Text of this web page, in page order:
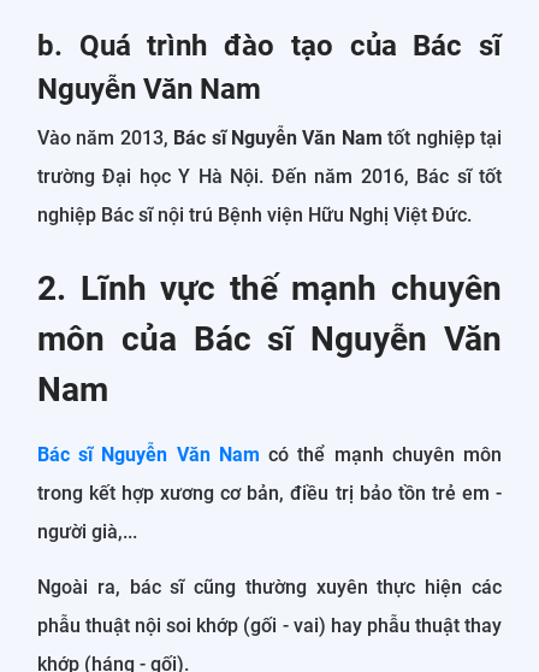
b. Quá trình đào tạo của Bác sĩ
Nguyễn Văn Nam
Vào năm 2013, Bác sĩ Nguyễn Văn Nam tốt nghiệp tại
trường Đại học Y Hà Nội. Đến năm 2016, Bác sĩ tốt
nghiệp Bác sĩ nội trú Bệnh viện Hữu Nghị Việt Đức.
2. Lĩnh vực thế mạnh chuyên
môn của Bác sĩ Nguyễn Văn
Nam
Bác sĩ Nguyễn Văn Nam có thể mạnh chuyên môn
trong kết hợp xương cơ bản, điều trị bảo tồn trẻ em -
người già,...
Ngoài ra, bác sĩ cũng thường xuyên thực hiện các
phẫu thuật nội soi khớp (gối - vai) hay phẫu thuật thay
khớp (háng - gối).